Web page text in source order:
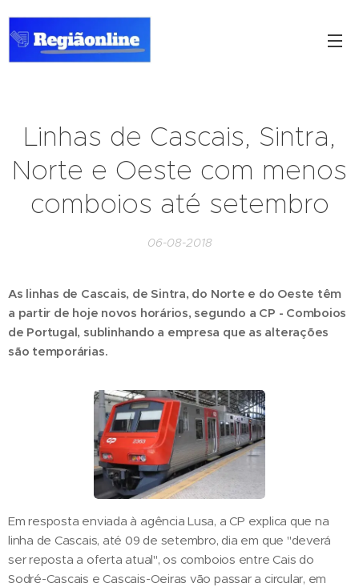
Linhas de Cascais, Sintra,
Norte e Oeste com menos
comboios até setembro
06-08-2018
As linhas de Cascais, de Sintra, do Norte e do Oeste têm
a partir de hoje novos horários, segundo a CP - Comboios
de Portugal, sublinhando a empresa que as alterações
são temporárias.
Em resposta enviada à agência Lusa, a CP explica que na
linha de Cascais, até 09 de setembro, dia em que "deverá
ser reposta a oferta atual", os comboios entre Cais do
Sodré-Cascais e Cascais-Oeiras vão passar a circular, em